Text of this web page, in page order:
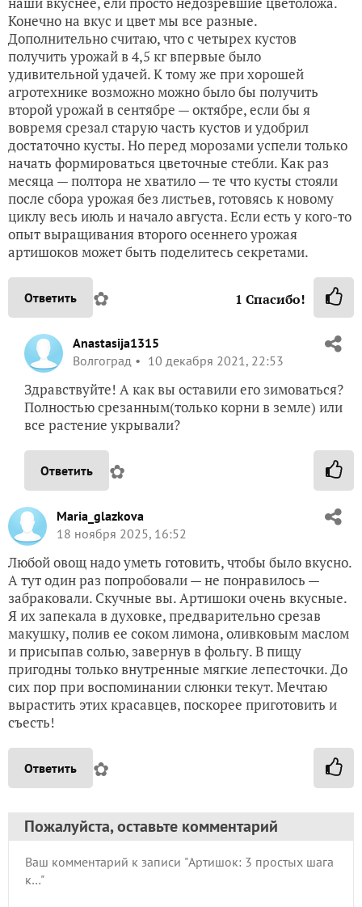
Конечно на вкус и цвет мы все разные.
Дополнительно считаю, что с четырех кустов
получить урожай в 4,5 кг впервые было
удивительной удачей. К тому же при хорошей
агротехнике возможно можно было бы получить
второй урожай в сентябре — октябре, если бы я
вовремя срезал старую часть кустов и удобрил
достаточно кусты. Но перед морозами успели только
начать формироваться цветочные стебли. Как раз
месяца — полтора не хватило — те что кусты стояли
после сбора урожая без листьев, готовясь к новому
циклу весь июль и начало августа. Если есть у кого-то
опыт выращивания второго осеннего урожая
артишоков может быть поделитесь секретами.
Ответить ✿ 1 Спасибо!
Anastasija1315
Волгоград
10 декабря 2021, 22:53
Здравствуйте! А как вы оставили его зимоваться?
Полностью срезанным(только корни в земле) или
все растение укрывали?
Ответить ✿
Maria_glazkova
18 ноября 2025, 16:52
Любой овощ надо уметь готовить, чтобы было вкусно.
А тут один раз попробовали — не понравилось —
забраковали. Скучные вы. Артишоки очень вкусные.
Я их запекала в духовке, предварительно срезав
макушку, полив ее соком лимона, оливковым маслом
и присыпав солью, завернув в фольгу. В пищу
пригодны только внутренные мягкие лепесточки. До
сих пор при воспоминании слюнки текут. Мечтаю
вырастить этих красавцев, поскорее приготовить и
съесть!
Ответить ✿
Пожалуйста, оставьте комментарий